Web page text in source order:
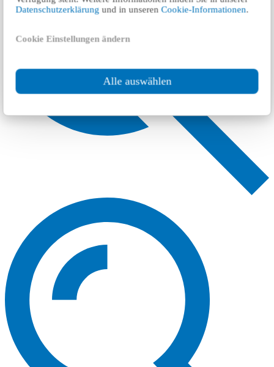
Datenschutzerklärung und in unserenCookie-Informationen.
Cookie Einstellungen ändern
Alle auswählen